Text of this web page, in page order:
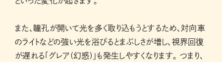
また、瞳孔が開いて光を多く取り込もうとするため、対向車
のライトなどの強い光を浴びるとまぶしさが増し、視界回復
が遅れる「グレア(幻惑)」も発生しやすくなります。 つまり、